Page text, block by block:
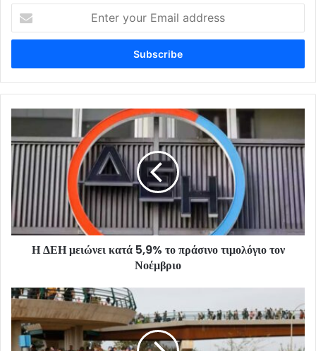
your
Email
Η ΔΕΗ μειώνει κατά 5,9% το πράσινο τιμολόγιο τον
Νοέμβριο